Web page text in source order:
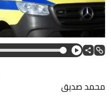
محمد صديق